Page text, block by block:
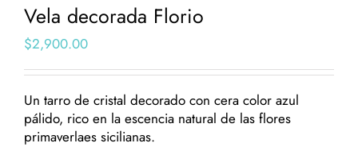
Vela decorada Florio
$2,900.00
Un tarro de cristal decorado con cera color azul
pálido, rico en la escencia natural de las flores
primaverlaes sicilianas.